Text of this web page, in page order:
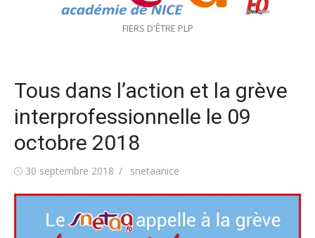
FIERS D'ÊTRE PLP
Tous dans l’action et la grève
interprofessionnelle le 09
octobre 2018
Publié30 septembre 2018 Auteur/autrice
snetaanice